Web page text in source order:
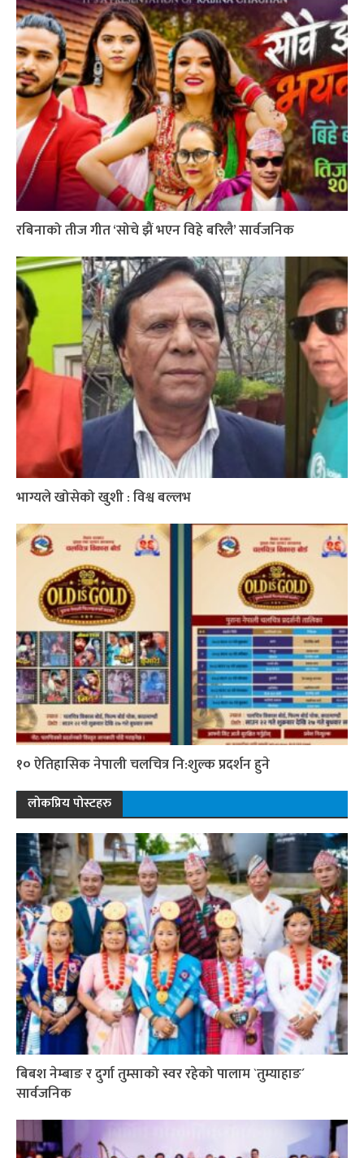
रबिनाको तीज गीत ‘सोचे झैं भएन विहे बरिलै’ सार्वजनिक
भाग्यले खोसेको खुशी : विश्व बल्लभ
१० ऐतिहासिक नेपाली चलचित्र नि:शुल्क प्रदर्शन हुने
लोकप्रिय पोस्टहरु
बिबश नेम्बाङ र दुर्गा तुम्साको स्वर रहेको पालाम `तुम्याहाङ´
सार्वजनिक